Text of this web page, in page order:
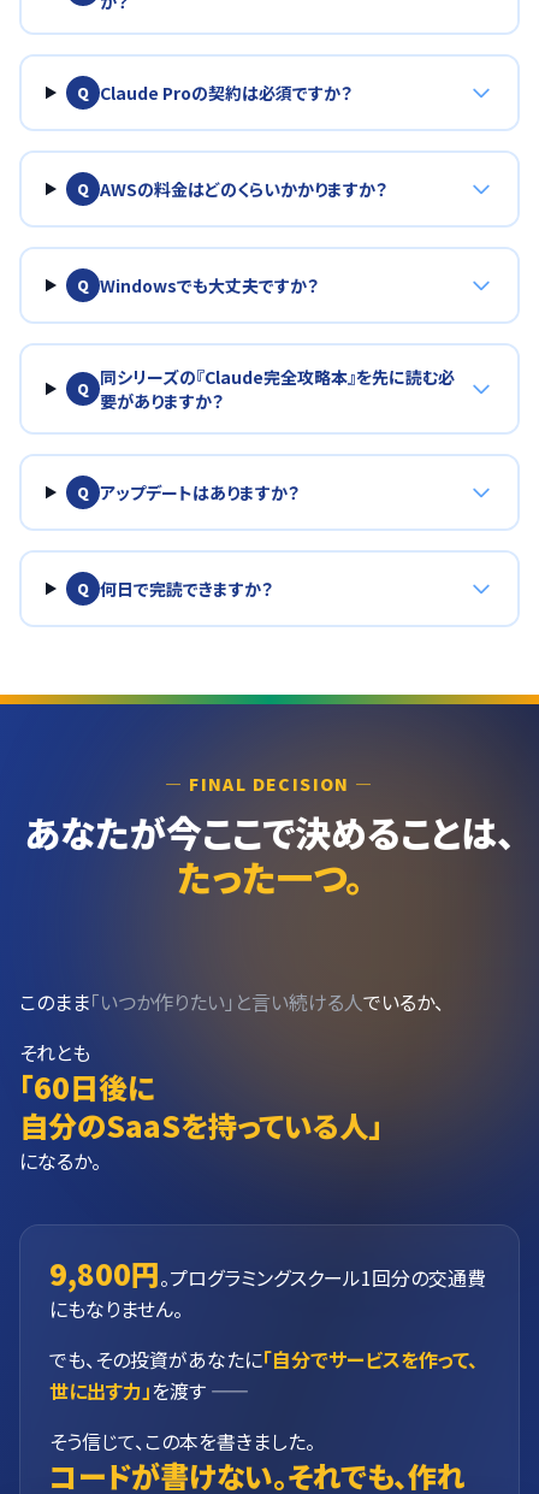
Q Claude Proの契約は必須ですか？
Q AWSの料金はどのくらいかかりますか？
Q Windowsでも大丈夫ですか？
Q 同シリーズの『Claude完全攻略本』を先に読む必
要がありますか？
Q アップデートはありますか？
Q 何日で完読できますか？
― FINAL DECISION ―
あなたが今ここで決めることは、
たった一つ。
このまま「いつか作りたい」と言い続ける人でいるか、
それとも
「60日後に
自分のSaaSを持っている人」
になるか。
9,800円。プログラミングスクール1回分の交通費
にもなりません。
でも、その投資があなたに「自分でサービスを作って、
世に出す力」を渡す ――
そう信じて、この本を書きました。
コードが書けない。それでも、作れ